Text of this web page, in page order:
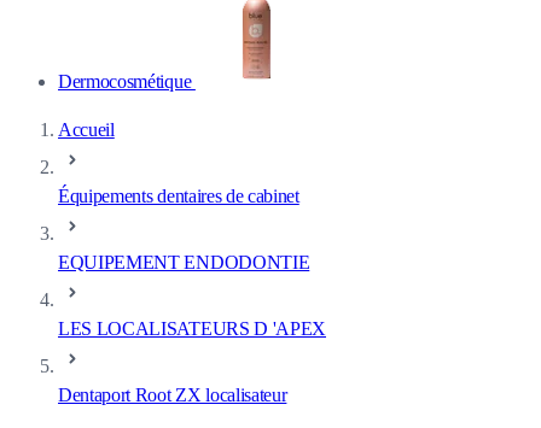
Dermocosmétique
Accueil
Équipements dentaires de cabinet
EQUIPEMENT ENDODONTIE
LES LOCALISATEURS D 'APEX
Dentaport Root ZX localisateur